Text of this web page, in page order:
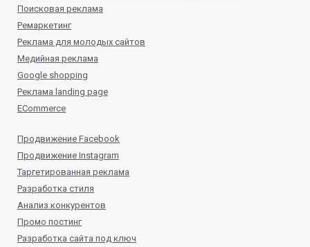
Поисковая реклама
Ремаркетинг
Реклама для молодых сайтов
Медийная реклама
Google shopping
Реклама landing page
ECommerce
Продвижение Facebook
Продвижение Instagram
Таргетированная реклама
Разработка стиля
Анализ конкурентов
Промо постинг
Разработка сайта под ключ